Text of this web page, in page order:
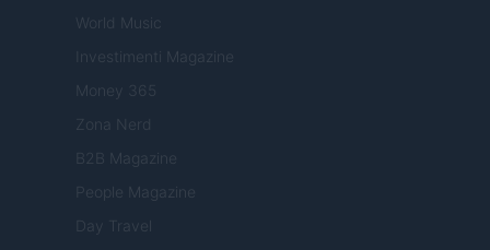
World Music
Investimenti Magazine
Money 365
Zona Nerd
B2B Magazine
People Magazine
Day Travel